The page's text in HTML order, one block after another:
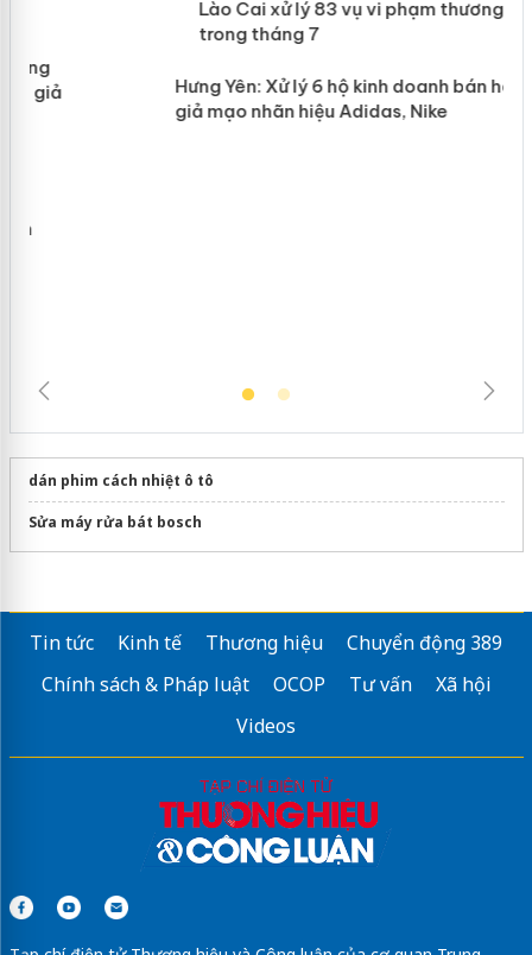
mại trong tháng 7
dán phim cách nhiệt ô tô
Sửa máy rửa bát bosch
Tin tức Kinh tế Thương hiệu
Chuyển động 389
Chính sách & Pháp luật
OCOP Tư vấn
Xã hội
Videos